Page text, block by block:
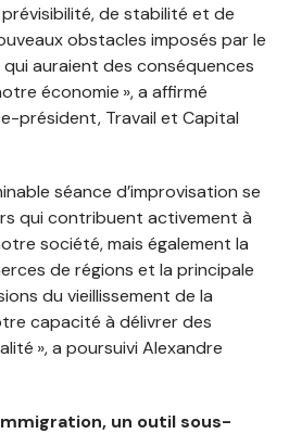
de stabilité et de
obstacles imposés par le
auraient des conséquences
économie », a affirmé
président, Travail et Capital
séance d’improvisation se
qui contribuent activement à
société, mais également la
de régions et la principale
du vieillissement de la
capacité à délivrer des
», a poursuivi Alexandre
un outil sous-